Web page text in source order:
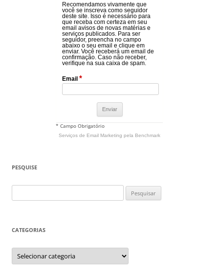
Recomendamos vivamente que
você se inscreva como seguidor
deste site. Isso é necessário para
que receba com certeza em seu
email avisos de novas matérias e
serviços publicados. Para ser
seguidor, preencha no campo
abaixo o seu email e clique em
enviar. Você receberá um email de
confirmação. Caso não receber,
verifique na sua caixa de spam.
Email *
* Campo Obrigatório
Serviços de Email Marketing pela Benchmark
PESQUISE
por:
CATEGORIAS
Categorias